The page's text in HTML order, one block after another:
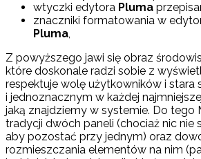
wtyczki edytora Pluma
znaczniki formatowania w
Pluma,
Z powyższego jawi się obraz
które doskonale radzi sobie z
respektuje wolę użytkowników i stara
i jednoznacznym w każdej
jaką znajdziemy w systemie. Do tego
tradycji dwóch paneli (chociaż nic nie
aby pozostać przy jednym) oraz
rozmieszczania elementów na nim